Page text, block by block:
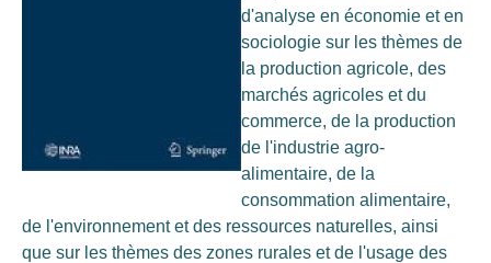
d'analyse en économie et en
sociologie sur les thèmes de
la production agricole, des
marchés agricoles et du
commerce, de la production
de l'industrie agro-
alimentaire, de la
consommation alimentaire,
de l'environnement et des ressources naturelles, ainsi
que sur les thèmes des zones rurales et de l'usage des